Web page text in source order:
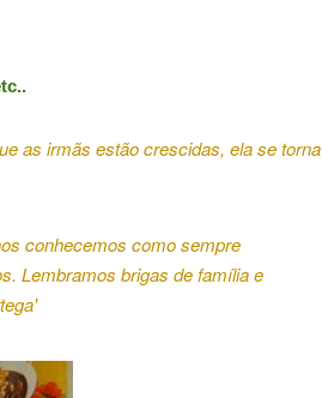
as irmãs estão crescidas, ela se torna
conhecemos como sempre
Lembramos brigas de família e